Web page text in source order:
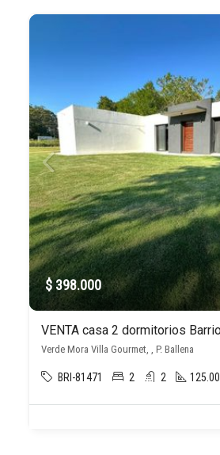
$ 398.000
Verde Mora Villa Gourmet, , P. Ballena
BRI-81471 2 2 125.00